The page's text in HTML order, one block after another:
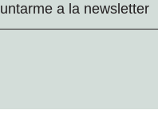
a la newsletter